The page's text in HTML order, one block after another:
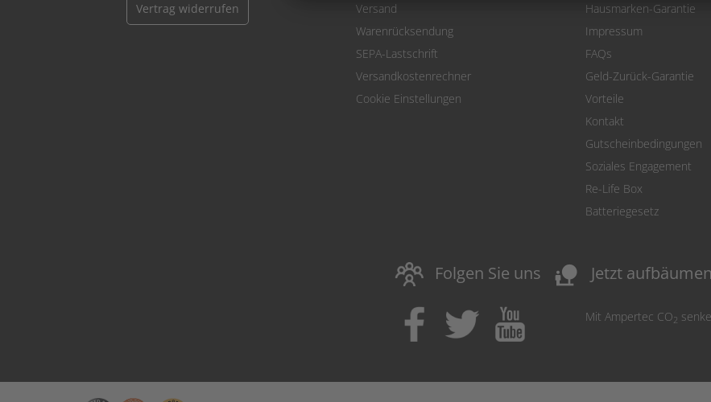
Vertrag widerrufen
Versand
Warenrücksendung
SEPA-Lastschrift
Versandkostenrechner
Cookie Einstellungen
Hausmarken-Garantie
Impressum
FAQs
Geld-Zurück-Garantie
Vorteile
Kontakt
Gutscheinbedingungen
Soziales Engagement
Re-Life Box
Batteriegesetz
Folgen Sie uns nature_people Jetzt
Mit Ampertec CO2